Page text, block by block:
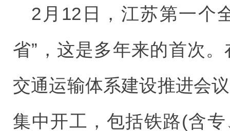
2月12日，江苏第一个
省”，这是多年来的首次
交通运输体系建设推进会
集中开工，包括铁路(含